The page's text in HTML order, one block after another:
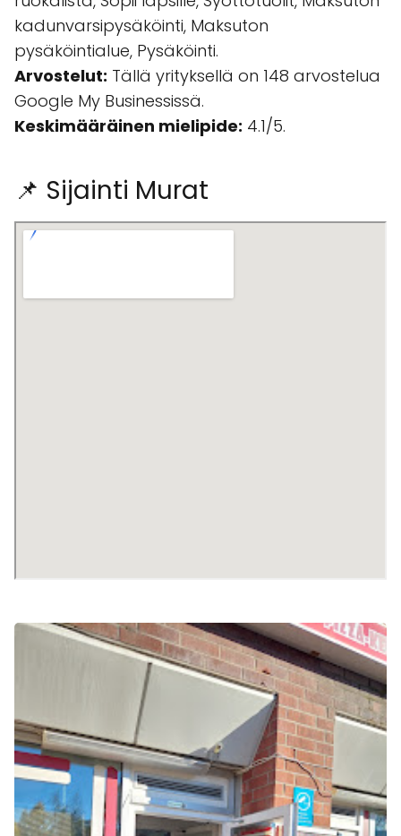
kadunvarsipysäköinti, Maksuton
pysäköintialue, Pysäköinti.
Arvostelut: Tällä yrityksellä on 148 arvostelua
Google My Businessissä.
Keskimääräinen mielipide: 4.1/5.
📌 Sijainti Murat